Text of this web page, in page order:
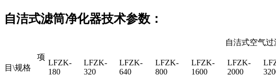
自洁式滤筒净化器技术参数：
自洁式空气过
项
目\规格
LFZK-
180
LFZK-
320
LFZK-
640
LFZK-
800
LFZK-
1600
LFZK-
2000